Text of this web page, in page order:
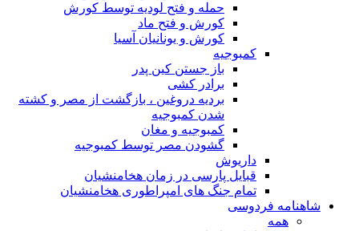
حمله و فتح لودیه توسط کورش
کورش و فتح ماد
کورش و یونانیان آسیا
کمبوجیه
باز جستن کین پدر
برادر کشی
بردیه دروغین ، بازگشت از مصر و کشته
شدن کمبوجیه
کمبوجیه و مغان
گشودن مصر توسط کمبوجیه
داریوش
قبایل پارسی در زمان هخامنشیان
تمام جنگ های امپراطوری هخامنشیان
شاهنامه فردوسی
همه